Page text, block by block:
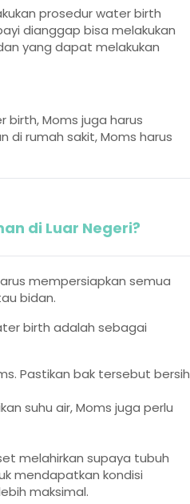
prosedur water birth
dianggap bisa melakukan
yang dapat melakukan
birth, Moms juga harus
di rumah sakit, Moms harus
di Luar Negeri?
mempersiapkan semua
bidan.
birth adalah sebagai
Pastikan bak tersebut bersih
suhu air, Moms juga perlu
melahirkan supaya tubuh
mendapatkan kondisi
maksimal.